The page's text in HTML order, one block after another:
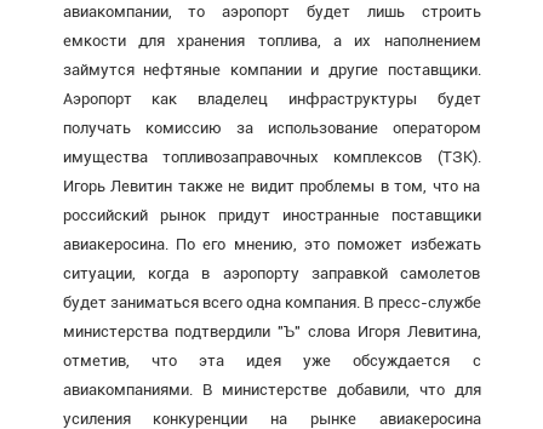
авиакомпании, то аэропорт будет лишь строить
емкости для хранения топлива, а их наполнением
займутся нефтяные компании и другие поставщики.
Аэропорт как владелец инфраструктуры будет
получать комиссию за использование оператором
имущества топливозаправочных комплексов (ТЗК).
Игорь Левитин также не видит проблемы в том, что на
российский рынок придут иностранные поставщики
авиакеросина. По его мнению, это поможет избежать
ситуации, когда в аэропорту заправкой самолетов
будет заниматься всего одна компания. В пресс-службе
министерства подтвердили "Ъ" слова Игоря Левитина,
отметив, что эта идея уже обсуждается с
авиакомпаниями. В министерстве добавили, что для
усиления конкуренции на рынке авиакеросина